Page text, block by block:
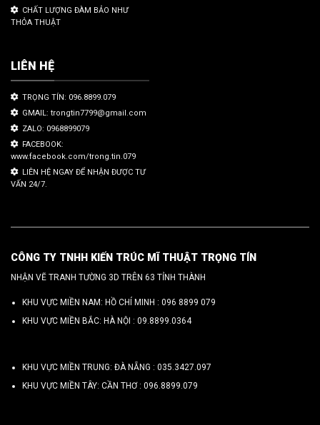
CHẤT LƯỢNG ĐÀM BẢO NHƯ
THỎA THUẬT
LIÊN HỆ
TRỌNG TÍN: 096.8899.079
GMAIL: trongtin7799@gmail.com
ZALO: 0968899079
FACEBOOK:
www.facebook.com/trong.tin.079
LIÊN HỆ NGAY ĐỂ NHẬN ĐƯỢC TƯ
VẤN 24/7.
CÔNG TY TNHH KIẾN TRÚC MĨ THUẬT TRỌNG TÍN
NHẬN VẼ TRANH TƯỜNG 3D TRÊN 63 TỈNH THÀNH
KHU VỰC MIỀN NAM: HỒ CHÍ MINH : 096 8899 079
KHU VỰC MIỀN BẮC: HÀ NỘI : 09.8899.0364
KHU VỰC MIỀN TRUNG: ĐÀ NẴNG : 035.3427.097
KHU VỰC MIỀN TÂY: CẦN THƠ : 096.8899.079